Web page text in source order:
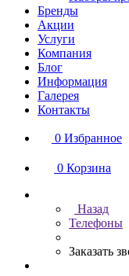
Бренды
Акции
Услуги
Компания
Блог
Информация
Галерея
Контакты
0 Избранное
0 Корзина
Назад
Телефоны
Заказать